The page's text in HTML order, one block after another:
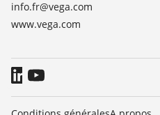
info.fr@vega.com
www.vega.com